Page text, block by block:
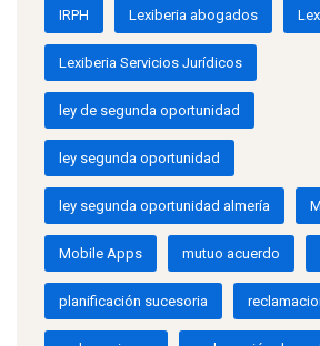
IRPH Lexiberia abogados
Lexiberia Servicios Jurídicos
ley de segunda oportunidad
ley segunda oportunidad
ley segunda oportunidad almería
Mobile Apps mutuo acuerdo
planificación sucesoria